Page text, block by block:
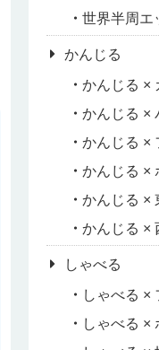
世界半周エ
かんじる
かんじる ×
かんじる ×
かんじる ×
かんじる ×
かんじる ×
かんじる ×
しゃべる
しゃべる ×
しゃべる ×